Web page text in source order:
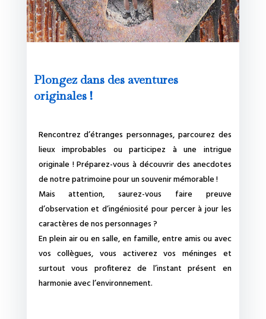
Plongez dans des aventures
originales !
Rencontrez d’étranges personnages, parcourez des
lieux improbables ou participez à une intrigue
originale ! Préparez-vous à découvrir des anecdotes
de notre patrimoine pour un souvenir mémorable !
Mais attention, saurez-vous faire preuve
d’observation et d’ingéniosité pour percer à jour les
caractères de nos personnages ?
En plein air ou en salle, en famille, entre amis ou avec
vos collègues, vous activerez vos méninges et
surtout vous profiterez de l’instant présent en
harmonie avec l’environnement.